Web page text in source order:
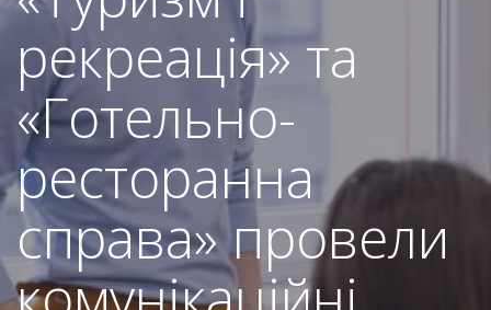
рекреація» та
«Готельно-
ресторанна
справа» провели